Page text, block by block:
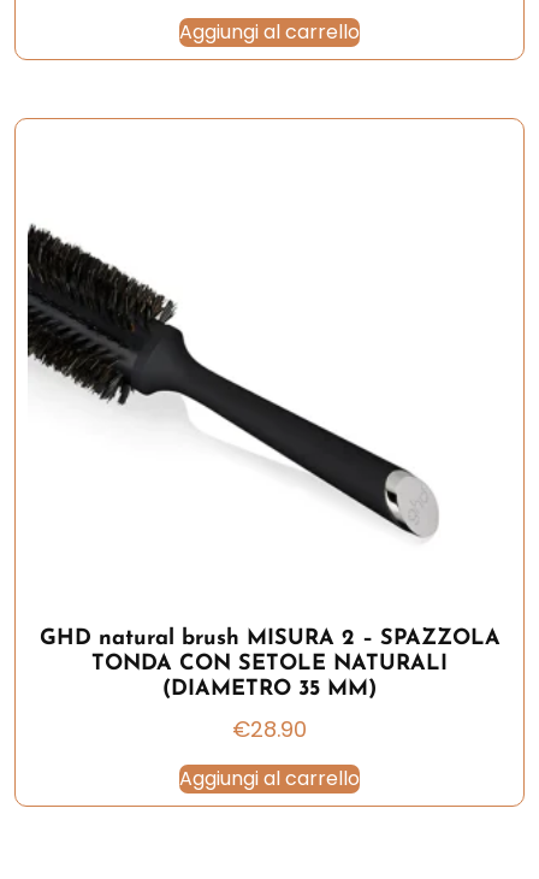
Aggiungi al carrello
GHD natural brush MISURA 2 – SPAZZOLA
TONDA CON SETOLE NATURALI
(DIAMETRO 35 MM)
€28.90
Aggiungi al carrello